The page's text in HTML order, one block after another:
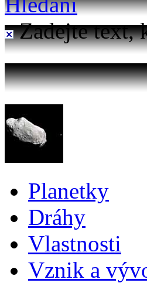
Zadejte text,
Planetky
Dráhy
Vlastnosti
Vznik a